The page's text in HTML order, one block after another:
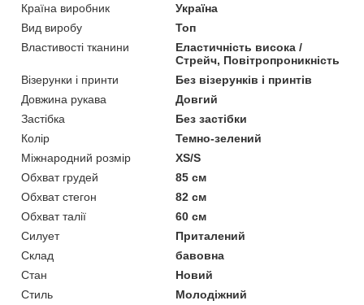
Країна виробник
Україна
Вид виробу
Топ
Властивості тканини
Еластичність висока /
Стрейч, Повітропроникність
Візерунки і принти
Без візерунків і принтів
Довжина рукава
Довгий
Застібка
Без застібки
Колір
Темно-зелений
Міжнародний розмір
XS/S
Обхват грудей
85 см
Обхват стегон
82 см
Обхват талії
60 см
Силует
Приталений
Склад
бавовна
Стан
Новий
Стиль
Молодіжний